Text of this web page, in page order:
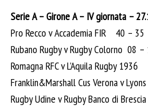
Serie A – Girone A – IV giornata –
Pro Recco v Accademia FIR 40 –
Rubano Rugby v Rugby Colorno 08
Romagna RFC v L’Aquila Rugby
Franklin&Marshall Cus Verona v
Rugby Udine v Rugby Banco di